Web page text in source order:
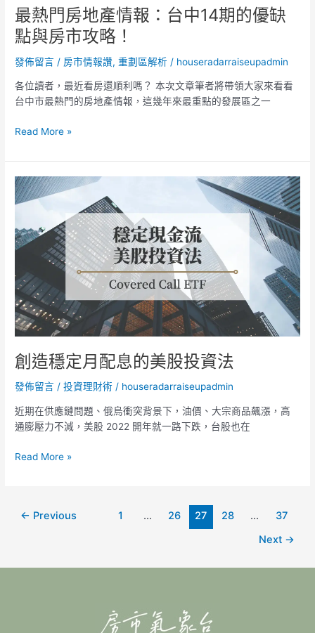
最熱門房地產情報：台中14期的優缺
點與房市攻略！
發佈留言 / 房市情報讚,重劃區解析 / houseradarraiseupadmin
各位讀者，最近看房還順利嗎？ 本次文章筆者將帶領大家來看看
台中市最熱門的房地產情報，這幾年來最重點的發展區之一
期
的
優
點
與
房
攻
Read More »
創造穩定月配息的美股投資法
發佈留言 /投資理財術 / houseradarraiseupadmin
近期在供應鏈問題、俄烏衝突背景下，油價、大宗商品飆漲，高
通膨壓力不減，美股 2022 開年就一路下跌，台股也在
創
造
定
月
息
的
美
股
投
資
法
Read More »
← Previous 1 ... 26 27 28 ...
37
Next →